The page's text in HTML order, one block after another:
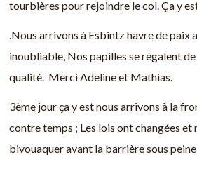
tourbières pour rejoindre le col. Ça y
.Nous arrivons à Esbintz havre de paix
inoubliable, Nos papilles se régalent
qualité. Merci Adeline et Mathias.
3ème jour ça y est nous arrivons à la
contre temps ; Les lois ont changées et
bivouaquer avant la barrière sous peine